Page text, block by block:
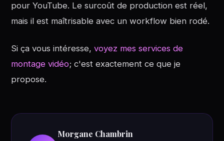
pour YouTube. Le surcoût de production est réel,
mais il est maîtrisable avec un workflow bien rodé.
Si ça vous intéresse,voyez mes services de
montage vidéo; c'est exactement ce que je
propose.
Morgane Chambrin